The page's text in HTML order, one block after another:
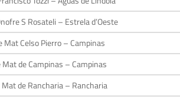
S Rosateli – Estrela d’Oeste
Mat Celso Pierro – Campinas
Mat de Campinas – Campinas
Mat de Rancharia – Rancharia